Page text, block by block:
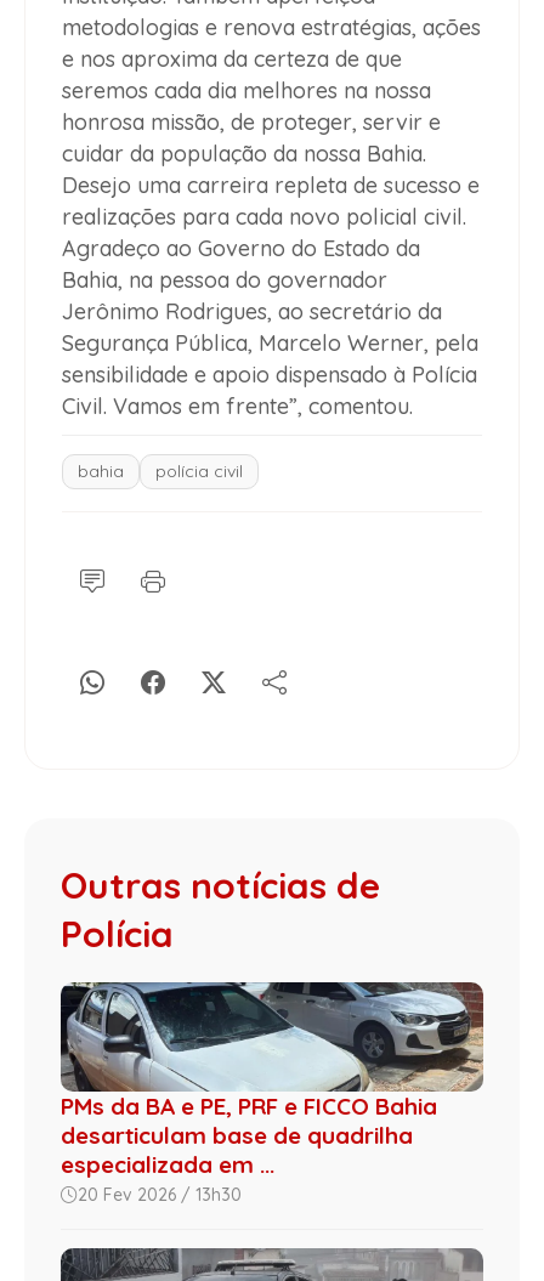
metodologias e renova estratégias, ações
e nos aproxima da certeza de que
seremos cada dia melhores na nossa
honrosa missão, de proteger, servir e
cuidar da população da nossa Bahia.
Desejo uma carreira repleta de sucesso e
realizações para cada novo policial civil.
Agradeço ao Governo do Estado da
Bahia, na pessoa do governador
Jerônimo Rodrigues, ao secretário da
Segurança Pública, Marcelo Werner, pela
sensibilidade e apoio dispensado à Polícia
Civil. Vamos em frente”, comentou.
bahia polícia civil
Outras notícias de
Polícia
PMs da BA e PE, PRF e FICCO Bahia
desarticulam base de quadrilha
especializada em ...
20 Fev 2026 / 13h30